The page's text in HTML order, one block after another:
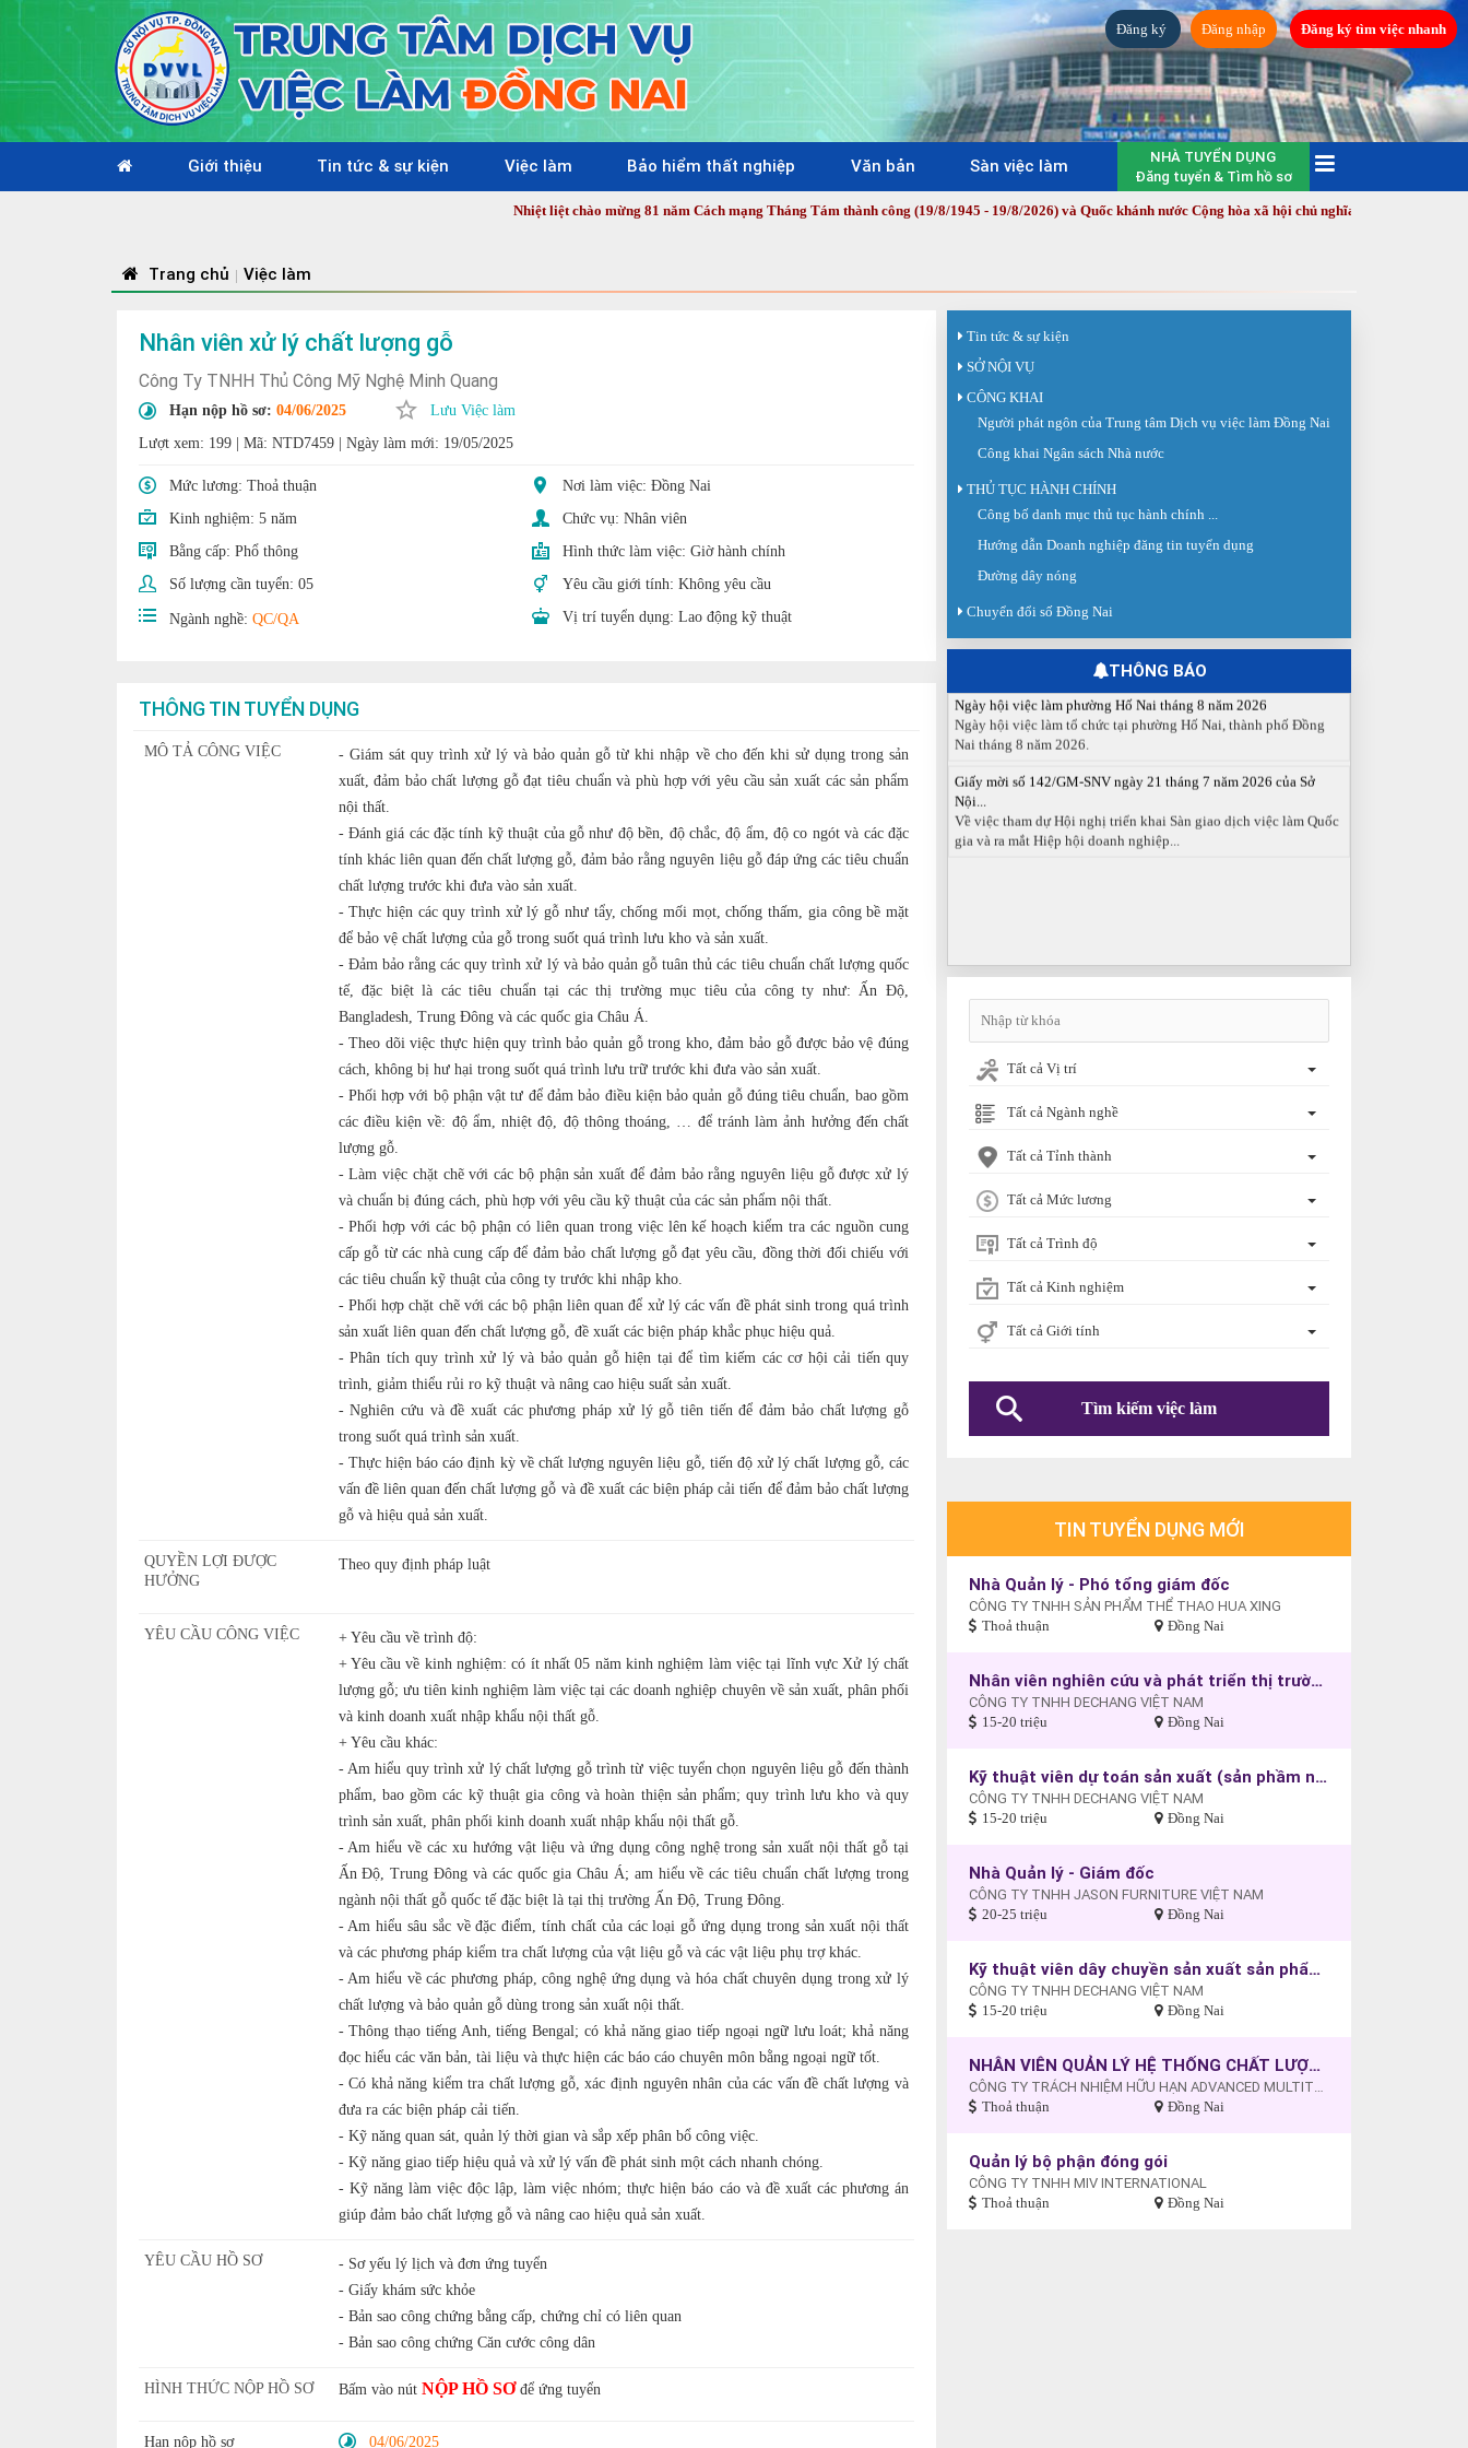
Đăng ký Đăng nhập Đăng ký tìm việc nhanh
Giới thiệu Tin tức & sự kiện Việc làm Bảo hiểm thất nghiệp Văn bản Sàn việc làm
NHÀ TUYỂN DỤNG
Đăng tuyển & Tìm hồ sơ
Nhiệt liệt chào mừng 81 năm Cách mạng Tháng Tám thành công (19/8/1945 - 19/8/2026) và Quốc khánh nước Cộng hòa xã hội chủ nghĩa Việt Nam (2/9/1945 - 2/
Trang chủ | Việc làm
Nhân viên xử lý chất lượng gỗ
Công Ty TNHH Thủ Công Mỹ Nghệ Minh Quang
Hạn nộp hồ sơ: 04/06/2025
Lưu Việc làm
Lượt xem: 199
Mã: NTD7459 Ngày làm mới: 19/05/2025
Mức lương: Thoả thuận
Nơi làm việc: Đồng Nai
Kinh nghiệm: 5 năm Chức vụ: Nhân viên
Bằng cấp: Phổ thông Hình thức làm việc: Giờ hành chính
Số lượng cần tuyển: 05 Yêu cầu giới tính: Không yêu cầu
Ngành nghề: QC/QA Vị trí tuyển dụng: Lao động kỹ thuật
THÔNG TIN TUYỂN DỤNG
MÔ TẢ CÔNG VIỆC
- Giám sát quy trình xử lý và bảo quản gỗ từ khi nhập về cho đến khi sử dụng trong sản
xuất, đảm bảo chất lượng gỗ đạt tiêu chuẩn và phù hợp với yêu cầu sản xuất các sản phẩm
nội thất.
- Đánh giá các đặc tính kỹ thuật của gỗ như độ bền, độ chắc, độ ẩm, độ co ngót và các đặc
tính khác liên quan đến chất lượng gỗ, đảm bảo rằng nguyên liệu gỗ đáp ứng các tiêu chuẩn
chất lượng trước khi đưa vào sản xuất.
- Thực hiện các quy trình xử lý gỗ như tẩy, chống mối mọt, chống thấm, gia công bề mặt
để bảo vệ chất lượng của gỗ trong suốt quá trình lưu kho và sản xuất.
- Đảm bảo rằng các quy trình xử lý và bảo quản gỗ tuân thủ các tiêu chuẩn chất lượng quốc
tế, đặc biệt là các tiêu chuẩn tại các thị trường mục tiêu của công ty như: Ấn Độ,
Bangladesh, Trung Đông và các quốc gia Châu Á.
- Theo dõi việc thực hiện quy trình bảo quản gỗ trong kho, đảm bảo gỗ được bảo vệ đúng
cách, không bị hư hại trong suốt quá trình lưu trữ trước khi đưa vào sản xuất.
- Phối hợp với bộ phận vật tư để đảm bảo điều kiện bảo quản gỗ đúng tiêu chuẩn, bao gồm
các điều kiện về: độ ẩm, nhiệt độ, độ thông thoáng, … để tránh làm ảnh hưởng đến chất
lượng gỗ.
- Làm việc chặt chẽ với các bộ phận sản xuất để đảm bảo rằng nguyên liệu gỗ được xử lý
và chuẩn bị đúng cách, phù hợp với yêu cầu kỹ thuật của các sản phẩm nội thất.
- Phối hợp với các bộ phận có liên quan trong việc lên kế hoạch kiểm tra các nguồn cung
cấp gỗ từ các nhà cung cấp để đảm bảo chất lượng gỗ đạt yêu cầu, đồng thời đối chiếu với
các tiêu chuẩn kỹ thuật của công ty trước khi nhập kho.
- Phối hợp chặt chẽ với các bộ phận liên quan để xử lý các vấn đề phát sinh trong quá trình
sản xuất liên quan đến chất lượng gỗ, đề xuất các biện pháp khắc phục hiệu quả.
- Phân tích quy trình xử lý và bảo quản gỗ hiện tại để tìm kiếm các cơ hội cải tiến quy
trình, giảm thiểu rủi ro kỹ thuật và nâng cao hiệu suất sản xuất.
- Nghiên cứu và đề xuất các phương pháp xử lý gỗ tiên tiến để đảm bảo chất lượng gỗ
trong suốt quá trình sản xuất.
- Thực hiện báo cáo định kỳ về chất lượng nguyên liệu gỗ, tiến độ xử lý chất lượng gỗ, các
vấn đề liên quan đến chất lượng gỗ và đề xuất các biện pháp cải tiến để đảm bảo chất lượng
gỗ và hiệu quả sản xuất.
QUYỀN LỢI ĐƯỢC
HƯỞNG
Theo quy định pháp luật
YÊU CẦU CÔNG VIỆC
+ Yêu cầu về trình độ:
+ Yêu cầu về kinh nghiệm: có ít nhất 05 năm kinh nghiệm làm việc tại lĩnh vực Xử lý chất
lượng gỗ; ưu tiên kinh nghiệm làm việc tại các doanh nghiệp chuyên về sản xuất, phân phối
và kinh doanh xuất nhập khẩu nội thất gỗ.
+ Yêu cầu khác:
- Am hiểu quy trình xử lý chất lượng gỗ trình từ việc tuyển chọn nguyên liệu gỗ đến thành
phẩm, bao gồm các kỹ thuật gia công và hoàn thiện sản phẩm; quy trình lưu kho và quy
trình sản xuất, phân phối kinh doanh xuất nhập khẩu nội thất gỗ.
- Am hiểu về các xu hướng vật liệu và ứng dụng công nghệ trong sản xuất nội thất gỗ tại
Ấn Độ, Trung Đông và các quốc gia Châu Á; am hiểu về các tiêu chuẩn chất lượng trong
ngành nội thất gỗ quốc tế đặc biệt là tại thị trường Ấn Độ, Trung Đông.
- Am hiểu sâu sắc về đặc điểm, tính chất của các loại gỗ ứng dụng trong sản xuất nội thất
và các phương pháp kiểm tra chất lượng của vật liệu gỗ và các vật liệu phụ trợ khác.
- Am hiểu về các phương pháp, công nghệ ứng dụng và hóa chất chuyên dụng trong xử lý
chất lượng và bảo quản gỗ dùng trong sản xuất nội thất.
- Thông thạo tiếng Anh, tiếng Bengal; có khả năng giao tiếp ngoại ngữ lưu loát; khả năng
đọc hiểu các văn bản, tài liệu và thực hiện các báo cáo chuyên môn bằng ngoại ngữ tốt.
- Có khả năng kiểm tra chất lượng gỗ, xác định nguyên nhân của các vấn đề chất lượng và
đưa ra các biện pháp cải tiến.
- Kỹ năng quan sát, quản lý thời gian và sắp xếp phân bổ công việc.
- Kỹ năng giao tiếp hiệu quả và xử lý vấn đề phát sinh một cách nhanh chóng.
- Kỹ năng làm việc độc lập, làm việc nhóm; thực hiện báo cáo và đề xuất các phương án
giúp đảm bảo chất lượng gỗ và nâng cao hiệu quả sản xuất.
YÊU CẦU HỒ SƠ
- Sơ yếu lý lịch và đơn ứng tuyển
- Giấy khám sức khỏe
- Bản sao công chứng bằng cấp, chứng chỉ có liên quan
- Bản sao công chứng Căn cước công dân
HÌNH THỨC NỘP HỒ SƠ Bấm vào nút NỘP HỒ SƠđể ứng tuyển
Hạn nộp hồ sơ 04/06/2025
Tin tức & sự kiện
SỞ NỘI VỤ
CÔNG KHAI
Người phát ngôn của Trung tâm Dịch vụ việc làm Đồng Nai
Công khai Ngân sách Nhà nước
THỦ TỤC HÀNH CHÍNH
Công bố danh mục thủ tục hành chính ...
Hướng dẫn Doanh nghiệp đăng tin tuyển dụng
Đường dây nóng
Chuyển đổi số Đồng Nai
THÔNG BÁO
Sàn giao dịch việc làm lần thứ 08 năm 2026: Hơn 4.300 cơ hội...
Sáng ngày 03/8/2026, Trung tâm Dịch vụ việc làm Đồng Nai tổ
chức Sàn giao dịch việc làm lần thứ 08...
Báo cáo số 141/BC-TTDVVL của Trung tâm Dịch vụ việc làm
Đồng...
Báo cáo kết quả tổ chức Sàn giao dịch việc làm lần thứ 08/2026
ngày 03 tháng 08 năm 2026.
Ngày hội việc làm phường Hố Nai tháng 8 năm 2026
Ngày hội việc làm tổ chức tại phường Hố Nai, thành phố Đồng
Nai tháng 8 năm 2026.
Giấy mời số 142/GM-SNV ngày 21 tháng 7 năm 2026 của Sở
Nội...
Về việc tham dự Hội nghị triển khai Sàn giao dịch việc làm Quốc
gia và ra mắt Hiệp hội doanh nghiệp...
Tất cả Vị trí
Tất cả Ngành nghề
Tất cả Tỉnh thành
Tất cả Mức lương
Tất cả Trình độ
Tất cả Kinh nghiệm
Tất cả Giới tính
TIN TUYỂN DỤNG MỚI
Nhà Quản lý - Phó tổng giám đốc
CÔNG TY TNHH SẢN PHẨM THỂ THAO HUA XING
Thoả thuận Đồng Nai
Nhân viên nghiên cứu và phát triển thị trường ( sản phẩm ngành điện)
CÔNG TY TNHH DECHANG VIỆT NAM
15-20 triệu Đồng Nai
Kỹ thuật viên dự toán sản xuất (sản phầm ngành điện）
CÔNG TY TNHH DECHANG VIỆT NAM
15-20 triệu Đồng Nai
Nhà Quản lý - Giám đốc
CÔNG TY TNHH JASON FURNITURE VIỆT NAM
20-25 triệu Đồng Nai
Kỹ thuật viên dây chuyền sản xuất sản phẩm ngành điện
CÔNG TY TNHH DECHANG VIỆT NAM
15-20 triệu Đồng Nai
NHÂN VIÊN QUẢN LÝ HỆ THỐNG CHẤT LƯỢNG
CÔNG TY TRÁCH NHIỆM HỮU HẠN ADVANCED MULTITECH (VIỆT NAM)
Thoả thuận Đồng Nai
Quản lý bộ phận đóng gói
CÔNG TY TNHH MIV INTERNATIONAL
Thoả thuận Đồng Nai